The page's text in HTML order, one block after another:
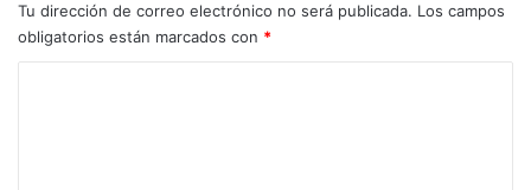
El sábado 30 de mayo, a las 12:00 horas, se estrenará el
video tutorial del colectivo Arpilleras de La Ligua, que
Tu dirección de correo electrónico no será publicada. Los campos
obligatorios están marcados con *